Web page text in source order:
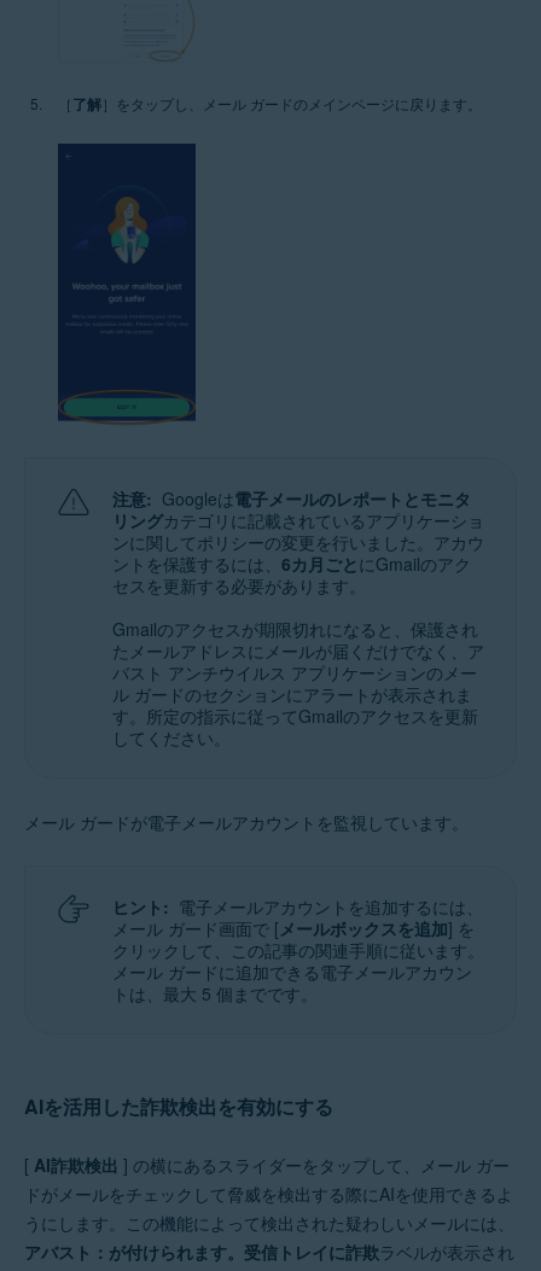
［ 了解］をタップし、メール ガードのメインページに戻ります。
注意: Googleは電子メールのレポートとモニタ
リングカテゴリに記載されているアプリケーショ
ンに関してポリシーの変更を行いました。アカウ
ントを保護するには、 6カ月ごと にGmailのアク
セスを更新する必要があります。
Gmailのアクセスが期限切れになると、保護され
たメールアドレスにメールが届くだけでなく、ア
バスト アンチウイルス アプリケーションのメー
ル ガードのセクションにアラートが表示されま
す。所定の指示に従ってGmailのアクセスを更新
してください。
メール ガードが電子メールアカウントを監視しています。
ヒント: 電子メールアカウントを追加するには、
メール ガード画面で [メールボックスを追加] を
クリックして、この記事の関連手順に従います。
メール ガードに追加できる電子メールアカウン
トは、最大 5 個までです。
AIを活用した詐欺検出を有効にする
[ AI詐欺検出 ] の横にあるスライダーをタップして、メール ガー
ドがメールをチェックして脅威を検出する際にAIを使用できるよ
うにします。この機能によって検出された疑わしいメールには、
アバスト：が付けられます。受信トレイに詐欺ラベルが表示され